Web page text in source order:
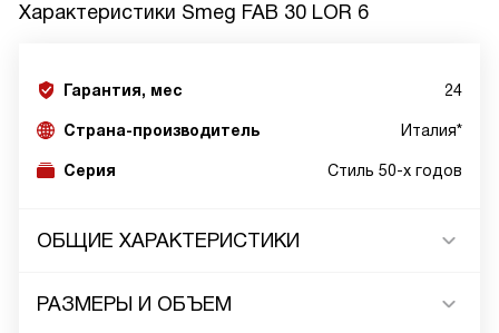
Характеристики Smeg FAB 30 LOR 6
Гарантия, мес 24
Страна-производитель Италия*
Серия Стиль 50-х годов
ОБЩИЕ ХАРАКТЕРИСТИКИ
РАЗМЕРЫ И ОБЪЕМ